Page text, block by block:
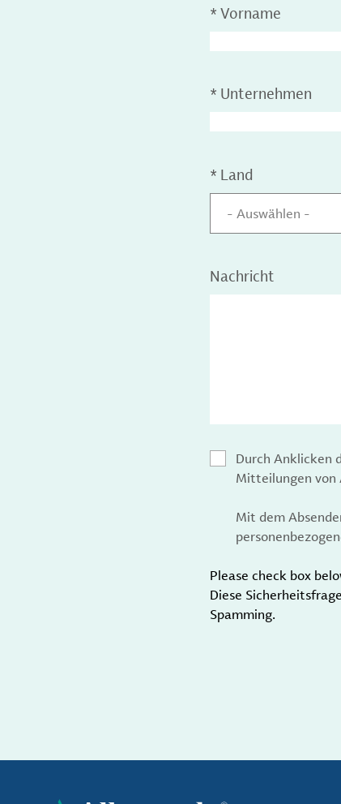
*Vorname
* Unternehmen
* Land
- Auswählen -
Nachricht
Durch Anklicken
Mitteilungen von
Mit dem
Please check box
Diese
Spamming.